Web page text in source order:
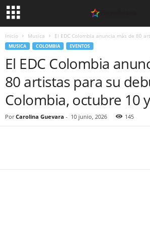
Inicio Musica El EDC Colombia anuncia más de 80
MUSICA COLOMBIA EVENTOS
El EDC Colombia
80 artistas para su
Colombia, octubre 10
Por Carolina Guevara - 10 junio, 2026 145